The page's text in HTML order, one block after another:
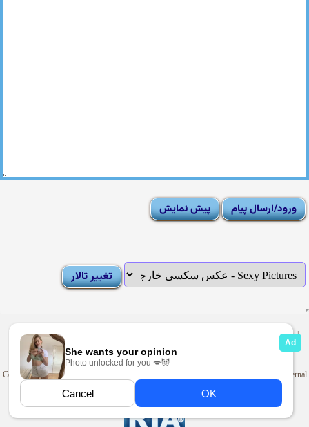
Moderator List |
Sexy Pictures Archive
Adult Forums
Copyright © 2009-2025
. Looti Forums is not responsible for the content of external